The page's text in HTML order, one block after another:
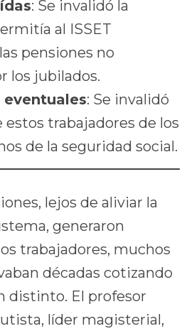
: Se invalidó la
al ISSET
pensiones no
los jubilados.
eventuales: Se invalidó
estos trabajadores de los
de la seguridad social.
lejos de aliviar la
generaron
trabajadores, muchos
décadas cotizando
distinto. El profesor
líder magisterial,